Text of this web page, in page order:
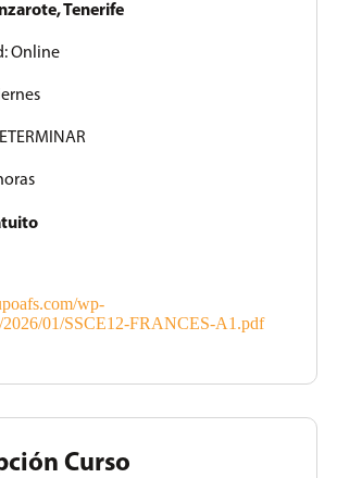
,Tenerife
Online
wp-
2026/01/SSCE12-FRANCES-A1.pdf
Curso